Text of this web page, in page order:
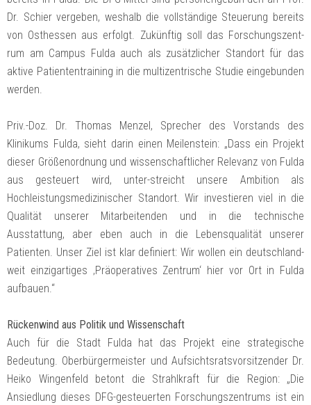
Dr. Schier vergeben, weshalb die vollständige Steuerung bereits
von Osthessen aus erfolgt. Zukünftig soll das Forschungszent-
rum am Campus Fulda auch als zusätzlicher Standort für das
aktive Patiententraining in die multizentrische Studie eingebunden
werden.
Priv.-Doz. Dr. Thomas Menzel, Sprecher des Vorstands des
Klinikums Fulda, sieht darin einen Meilenstein: „Dass ein Projekt
dieser Größenordnung und wissenschaftlicher Relevanz von Fulda
aus gesteuert wird, unter-streicht unsere Ambition als
Hochleistungsmedizinischer Standort. Wir investieren viel in die
Qualität unserer Mitarbeitenden und in die technische
Ausstattung, aber eben auch in die Lebensqualität unserer
Patienten. Unser Ziel ist klar definiert: Wir wollen ein deutschland-
weit einzigartiges ‚Präoperatives Zentrum‘ hier vor Ort in Fulda
aufbauen.“
Rückenwind aus Politik und Wissenschaft
Auch für die Stadt Fulda hat das Projekt eine strategische
Bedeutung. Oberbürgermeister und Aufsichtsratsvorsitzender Dr.
Heiko Wingenfeld betont die Strahlkraft für die Region: „Die
Ansiedlung dieses DFG-gesteuerten Forschungszentrums ist ein